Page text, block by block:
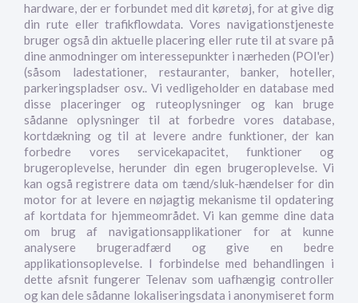
hardware, der er forbundet med dit køretøj, for at give dig
din rute eller trafikflowdata. Vores navigationstjeneste
bruger også din aktuelle placering eller rute til at svare på
dine anmodninger om interessepunkter i nærheden (POI'er)
(såsom ladestationer, restauranter, banker, hoteller,
parkeringspladser osv.. Vi vedligeholder en database med
disse placeringer og ruteoplysninger og kan bruge
sådanne oplysninger til at forbedre vores database,
kortdækning og til at levere andre funktioner, der kan
forbedre vores servicekapacitet, funktioner og
brugeroplevelse, herunder din egen brugeroplevelse. Vi
kan også registrere data om tænd/sluk-hændelser for din
motor for at levere en nøjagtig mekanisme til opdatering
af kortdata for hjemmeområdet. Vi kan gemme dine data
om brug af navigationsapplikationer for at kunne
analysere brugeradfærd og give en bedre
applikationsoplevelse. I forbindelse med behandlingen i
dette afsnit fungerer Telenav som uafhængig controller
og kan dele sådanne lokaliseringsdata i anonymiseret form